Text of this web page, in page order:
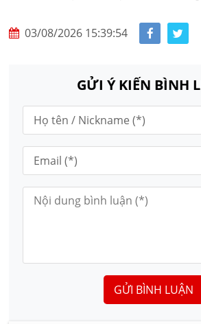
03/08/2026 15:39:54
GỬI Ý KIẾN BÌNH
GỬI BÌNH LUẬN